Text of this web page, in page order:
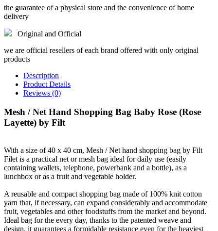
the guarantee of a physical store and the convenience of home
delivery
Original and Official
we are official resellers of each brand offered with only original
products
Description
Product Details
Reviews (0)
Mesh / Net Hand Shopping Bag Baby Rose (Rose
Layette) by Filt
With a size of 40 x 40 cm, Mesh / Net hand shopping bag by Filt
Filet is a practical net or mesh bag ideal for daily use (easily
containing wallets, telephone, powerbank and a bottle), as a
lunchbox or as a fruit and vegetable holder.
A reusable and compact shopping bag made of 100% knit cotton
yarn that, if necessary, can expand considerably and accommodate
fruit, vegetables and other foodstuffs from the market and beyond.
Ideal bag for the every day, thanks to the patented weave and
design, it guarantees a formidable resistance even for the heaviest